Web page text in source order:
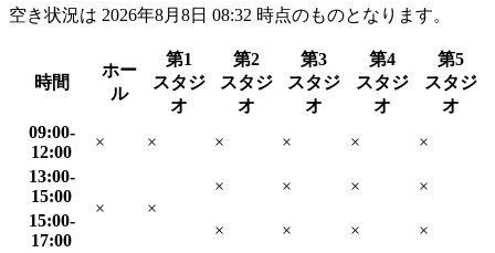
空き状況は 2026年8月8日 08:32 時点のものとなります。
時間
ホー
ル
第1
スタジ
オ
第2
スタジ
オ
第3
スタジ
オ
第4
スタジ
オ
第5
スタジ
オ
09:00-
12:00
× × × × ×
×
13:00-
15:00
× ×
× × ×
×
15:00-
17:00
× × ×
×